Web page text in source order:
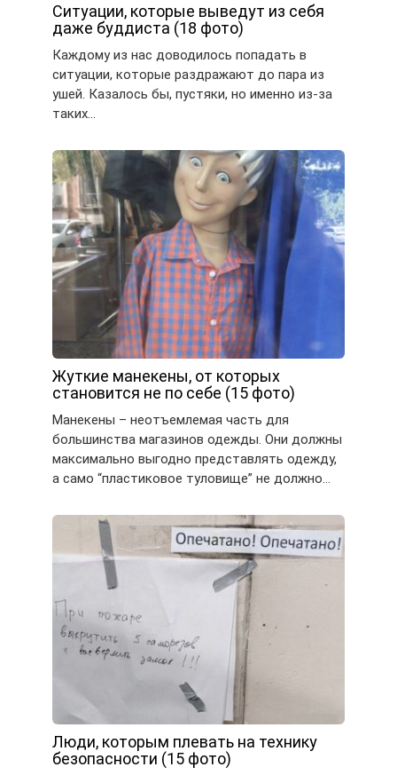
Ситуации, которые выведут из себя
даже буддиста (18 фото)
Каждому из нас доводилось попадать в
ситуации, которые раздражают до пара из
ушей. Казалось бы, пустяки, но именно из-за
таких…
Жуткие манекены, от которых
становится не по себе (15 фото)
Манекены – неотъемлемая часть для
большинства магазинов одежды. Они должны
максимально выгодно представлять одежду,
а само “пластиковое туловище” не должно…
Люди, которым плевать на технику
безопасности (15 фото)